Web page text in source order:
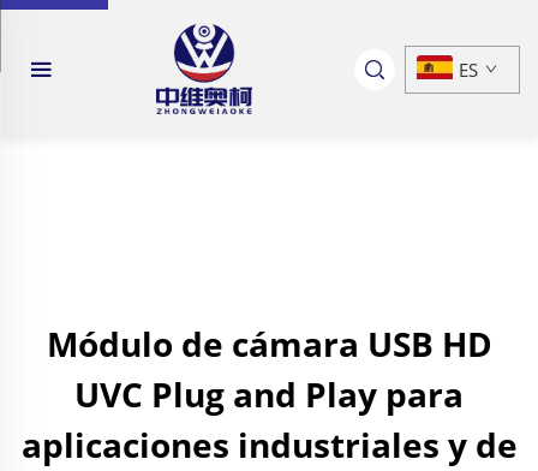
ES
Módulo de cámara USB HD
UVC Plug and Play para
aplicaciones industriales y de